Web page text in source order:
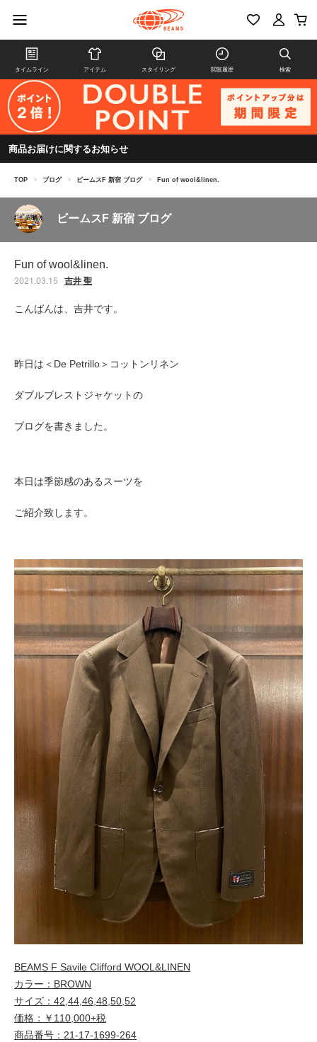
タイムライン アイテム スタイリング 閲覧履歴 検索
商品お届けに関するお知らせ
TOP > ブログ > ビームスF 新宿 ブログ > Fun of wool&linen.
ビームスF 新宿 ブログ
Fun of wool&linen.
2021.03.15 吉井 聖
こんばんは、吉井です。
昨日は＜De Petrillo＞コットンリネン
ダブルブレストジャケットの
ブログを書きました。
本日は季節感のあるスーツを
ご紹介致します。
BEAMS F Savile Clifford WOOL&LINEN
カラー：BROWN
サイズ：42,44,46,48,50,52
価格：￥110,000+税
商品番号：21-17-1699-264